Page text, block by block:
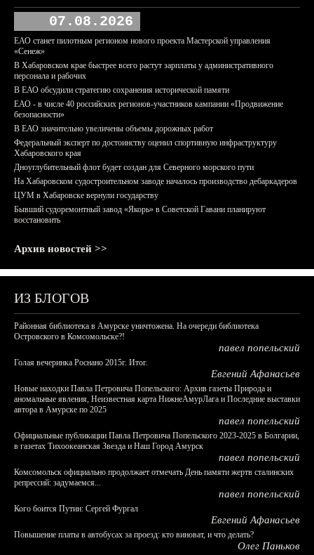
07.08.2026
ЕАО станет пилотным регионом нового проекта Мастерской управления
«Сенеж»
В Хабаровском крае быстрее всего растут зарплаты у административного
персонала и рабочих
В ЕАО обсудили стратегию сохранения исторической памяти
ЕАО - в числе 40 российских регионов-участников кампании «Продвижение
безопасности»
В ЕАО значительно увеличены объемы дорожных работ
Федеральный эксперт по достоинству оценил спортивную инфраструктуру
Хабаровского края
Дноуглубительный флот будет создан для Северного морского пути
На Хабаровском судостроительном заводе началось производство дебаркадеров
ЦУМ в Хабаровске вернули государству
Бывший судоремонтный завод «Якорь» в Советской Гавани планируют
восстановить
Архив новостей >>
ИЗ БЛОГОВ
Районная библиотека в Амурске уничтожена. На очереди библиотека
Островского в Комсомольске?!
павел попельский
Голая вечеринка Роснано 2015г. Итог.
Евгений Афанасьев
Новые находки Павла Петровича Попельского: Архив газеты Природа и
аномальные явления, Неизвестная карта НижнеАмурЛага и Последние выставки
автора в Амурске по 2025
павел попельский
Официальные публикации Павла Петровича Попельского 2023-2025 в Болгарии,
в газетах Тихоокеанская Звезда и Наш Город Амурск
павел попельский
Комсомольск официально продолжает отмечать День памяти жертв сталинских
репрессий: задумаемся...
павел попельский
Кого боится Путин: Сергей Фургал
Евгений Афанасьев
Повышение платы в автобусах за проезд: кто виноват, и что делать?
Олег Паньков